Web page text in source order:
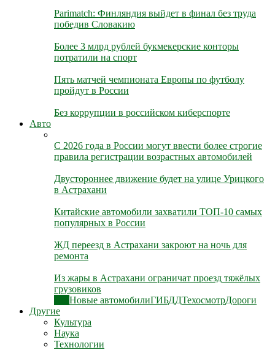
Parimatch: Финляндия выйдет в финал без труда
победив Словакию
Более 3 млрд рублей букмекерские конторы
потратили на спорт
Пять матчей чемпионата Европы по футболу
пройдут в России
Без коррупции в российском киберспорте
Авто
С 2026 года в России могут ввести более строгие
правила регистрации возрастных автомобилей
Двустороннее движение будет на улице Урицкого
в Астрахани
Китайские автомобили захватили ТОП-10 самых
популярных в России
ЖД переезд в Астрахани закроют на ночь для
ремонта
Из жары в Астрахани ограничат проезд тяжёлых
грузовиков
Новые автомобилиГИБДДТехосмотрДороги
Другие
Культура
Наука
Технологии